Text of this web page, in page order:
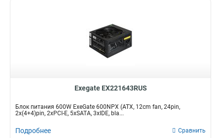
Exegate EX221643RUS
Блок питания 600W ExeGate 600NPX (ATX, 12cm fan, 24pin,
2x(4+4)pin, 2xPCI-E, 5xSATA, 3xIDE, bla...
Подробнее Сравнить